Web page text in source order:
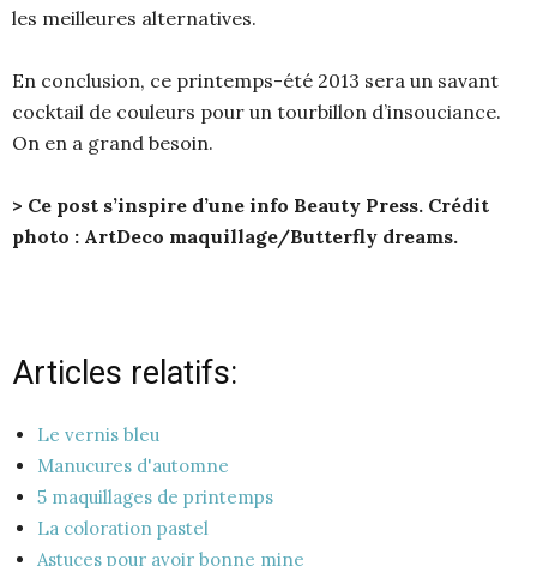
les meilleures alternatives.
En conclusion, ce printemps-été 2013 sera un savant
cocktail de couleurs pour un tourbillon d’insouciance.
On en a grand besoin.
> Ce post s’inspire d’une info Beauty Press. Crédit
photo : ArtDeco maquillage/Butterfly dreams.
Articles relatifs:
Le vernis bleu
Manucures d'automne
5 maquillages de printemps
La coloration pastel
Astuces pour avoir bonne mine